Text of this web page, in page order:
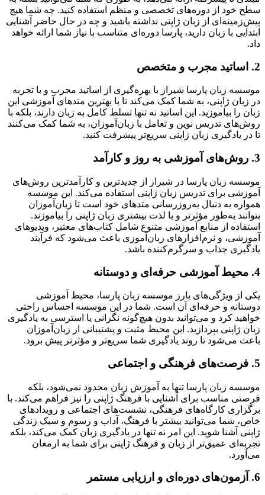
سطح خود از دوره‌های تخصصی و منظم استفاده کنید. چه شما هیچ
پیش‌زمینه‌ای از زبان ژاپنی نداشته باشید و چه در حال حاضر آشنایی
ابتدایی با زبان دارید، پارسا دوره‌ای متناسب با نیاز شما ارائه خواهد
داد.
2. اساتید مجرب و متخصص
موسسه زبان پارسا شیراز با بهره‌گیری از اساتید مجرب و با تجربه
در زبان ژاپنی، به شما کمک می‌کند تا با بهترین متدهای آموزشی این
زبان را بیاموزید. این اساتید نه تنها تسلط کامل به زبان دارند، بلکه با
روش‌های تدریس نوین و تعامل با زبان‌آموزان، به شما کمک می‌کنند
تا در یادگیری زبان ژاپنی سریع‌تر پیشرفت کنید.
3. روش‌های آموزشی به روز و کارآمد
موسسه زبان پارسا در شیراز از جدیدترین و کارآمدترین روش‌های
آموزشی برای تدریس زبان ژاپنی استفاده می‌کند. این موسسه
همواره به دنبال به‌روزرسانی متدهای خود است تا زبان‌آموزان
بتوانند به‌طور مؤثرتر و با لذت بیشتری زبان ژاپنی را بیاموزند.
استفاده از منابع آموزشی متنوع شامل کتاب‌های معتبر، ویدیوهای
آموزشی، و نرم‌افزارهای زبان‌آموزی باعث می‌شود که فرآیند
یادگیری جذاب و سرگرم‌کننده باشد.
4. محیط آموزشی حرفه‌ای و دوستانه
یکی از ویژگی‌های بارز موسسه زبان پارسا، محیط آموزشی
دوستانه و حرفه‌ای آن است. شما در این موسسه احساس راحتی
خواهید کرد و می‌توانید بدون هیچ‌گونه نگرانی یا استرسی به یادگیری
زبان ژاپنی بپردازید. این محیط مثبت و پشتیبانی از زبان‌آموزان
باعث می‌شود تا روند یادگیری شما سریع‌تر و مؤثرتر پیش برود.
5. فرصت‌های فرهنگی و اجتماعی
موسسه زبان پارسا تنها به آموزش زبان محدود نمی‌شود، بلکه
فرصتی مناسب برای آشنایی با فرهنگ ژاپنی را نیز فراهم می‌کند. با
برگزاری کارگاه‌های فرهنگی، نشست‌های اجتماعی و رویدادهای
خاص، شما می‌توانید بیشتر با فرهنگ، آداب و رسوم و سبک زندگی
ژاپنی آشنا شوید. این امر نه تنها در یادگیری زبان کمک می‌کند، بلکه
تجربه‌ای عمیق‌تر از زبان و فرهنگ ژاپنی برای شما به ارمغان
می‌آورد.
6. آزمون‌های دوره‌ای و ارزیابی مستمر